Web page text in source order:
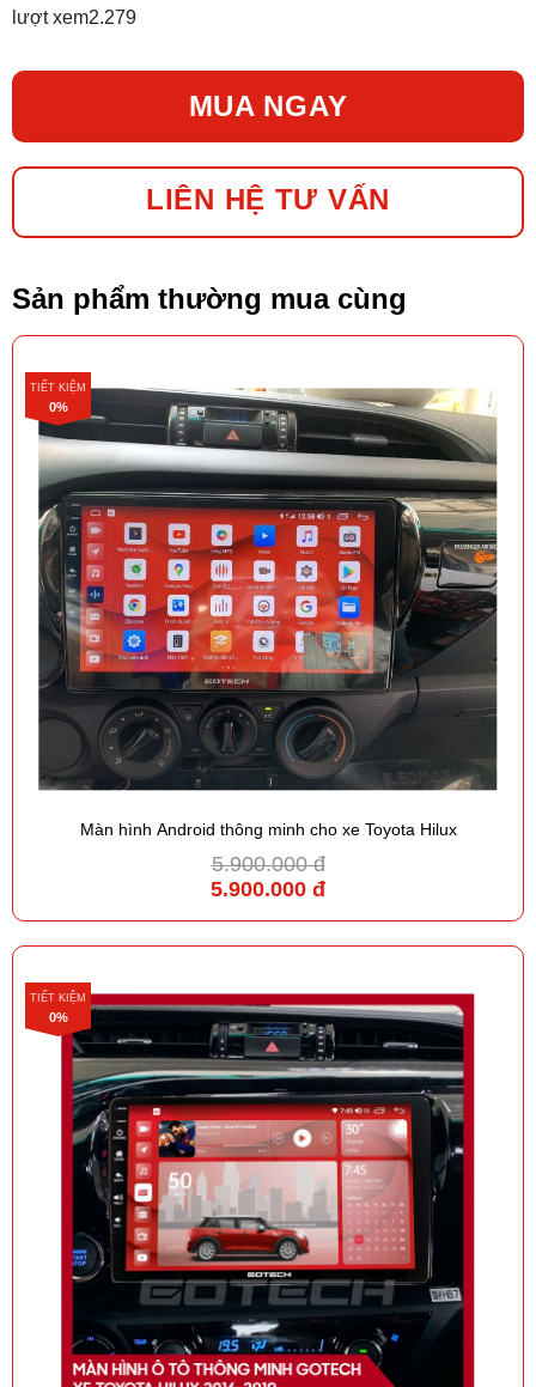
lượt xem2.279
MUA NGAY
LIÊN HỆ TƯ VẤN
Sản phẩm thường mua cùng
TIẾT KIỆM
0%
Màn hình Android thông minh cho xe Toyota Hilux
5.900.000 đ
5.900.000 đ
TIẾT KIỆM
0%